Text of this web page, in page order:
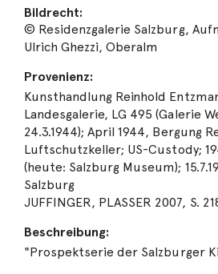
Bildrecht:
© Residenzgalerie Salzburg,
Ulrich Ghezzi, Oberalm
Provenienz:
Kunsthandlung Reinhold
Landesgalerie, LG 495 (Galerie
24.3.1944); April 1944, Bergung
Luftschutzkeller; US-Custody;
(heute: Salzburg Museum);
Salzburg
JUFFINGER, PLASSER 2007, S.
Beschreibung:
"Prospektserie der Salzburger